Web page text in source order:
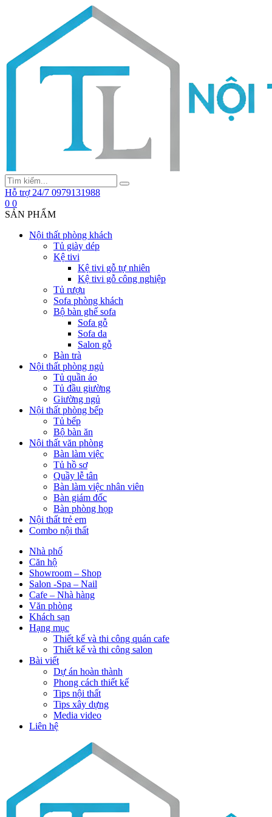
Hỗ trợ 24/7 0979131988
0 0
SẢN PHẨM
Nội thất phòng khách
Tủ giày dép
Kệ tivi
Kệ tivi gỗ tự nhiên
Kệ tivi gỗ công nghiệp
Tủ rượu
Sofa phòng khách
Bộ bàn ghế sofa
Sofa gỗ
Sofa da
Salon gỗ
Bàn trà
Nội thất phòng ngủ
Tủ quần áo
Tủ đầu giường
Giường ngủ
Nội thất phòng bếp
Tủ bếp
Bộ bàn ăn
Nội thất văn phòng
Bàn làm việc
Tủ hồ sơ
Quầy lễ tân
Bàn làm việc nhân viên
Bàn giám đốc
Bàn phòng họp
Nội thất trẻ em
Combo nội thất
Nhà phố
Căn hộ
Showroom – Shop
Salon -Spa – Nail
Cafe – Nhà hàng
Văn phòng
Khách sạn
Hạng mục
Thiết kế và thi công quán cafe
Thiết kế và thi công salon
Bài viết
Dự án hoàn thành
Phong cách thiết kế
Tips nội thất
Tips xây dựng
Media video
Liên hệ